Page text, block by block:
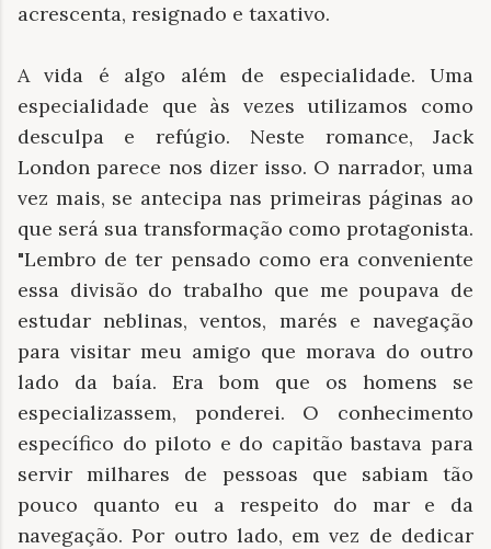
acrescenta, resignado e taxativo.
A vida é algo além de especialidade. Uma
especialidade que às vezes utilizamos como
desculpa e refúgio. Neste romance, Jack
London parece nos dizer isso. O narrador, uma
vez mais, se antecipa nas primeiras páginas ao
que será sua transformação como protagonista.
"Lembro de ter pensado como era conveniente
essa divisão do trabalho que me poupava de
estudar neblinas, ventos, marés e navegação
para visitar meu amigo que morava do outro
lado da baía. Era bom que os homens se
especializassem, ponderei. O conhecimento
específico do piloto e do capitão bastava para
servir milhares de pessoas que sabiam tão
pouco quanto eu a respeito do mar e da
navegação. Por outro lado, em vez de dedicar